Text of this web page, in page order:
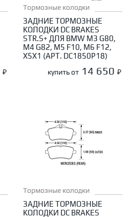
₽
Тормозные колодки
ЗАДНИЕ ТОРМОЗНЫЕ
КОЛОДКИ DC BRAKES
STR.S+ ДЛЯ BMW M3 G80,
M4 G82, M5 F10, M6 F12,
X5X1 (АРТ. DC1850P18)
купить от 14 650 ₽
Тормозные колодки
ЗАДНИЕ ТОРМОЗНЫЕ
КОЛОДКИ DC BRAKES